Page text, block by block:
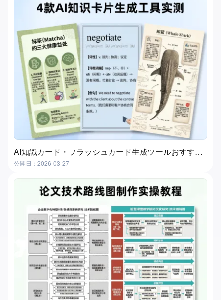
AI知識カード・フラッシュカード生成ツールおすすめ４選｜実測比較
公開日：2026-03-27